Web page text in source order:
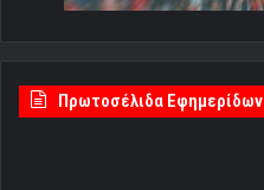
Πρωτοσέλιδα Εφημερίδων